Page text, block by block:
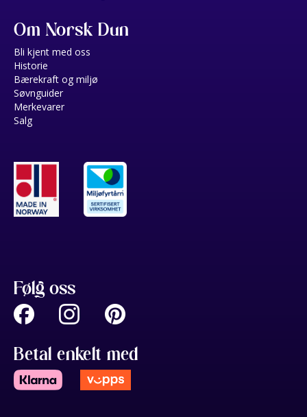
Om Norsk Dun
Bli kjent med oss
Historie
Bærekraft og miljø
Søvnguider
Merkevarer
Salg
Følg oss
Betal enkelt med